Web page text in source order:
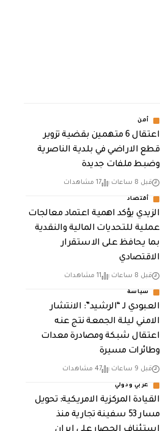
أمن
اعتقال 6 متهمين بقضية تزوير
قطع الاراضي في بلدية الناصرية
وضبط ملفات جديدة
قبل 8 ساعات 17 مشاهدات
أقتصاد
الزيدي يؤكد اهمية اعتماد معالجات
عملية للتحديات المالية والنقدية
بما يحافظ على الاستقرار
الاقتصادي
قبل 8 ساعات 11 مشاهدات
سياسة
العبودي لـ “الرشيد”: الانتشار
الامني ليلة الجمعة نتج عنه
اعتقال شبكة ومصادرة معدات
وطائرات مسيرة
قبل 9 ساعات 47 مشاهدات
عربي ودولي
القيادة المركزية الامريكية: تحويل
مسار 53 سفينة تجارية منذ